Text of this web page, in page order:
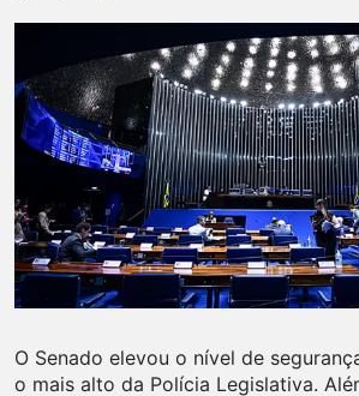
O Senado elevou o nível de
o mais alto da Polícia Legislativa.